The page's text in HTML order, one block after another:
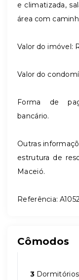
e climatizada,
área com
Valor do imóvel:
Valor do
Forma de
bancário.
Outras
estrutura de
Maceió.
Referência:
Cômodos
3